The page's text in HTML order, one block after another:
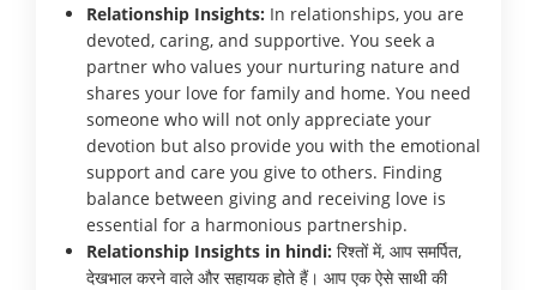
Relationship Insights: In relationships, you are
devoted, caring, and supportive. You seek a
partner who values your nurturing nature and
shares your love for family and home. You need
someone who will not only appreciate your
devotion but also provide you with the emotional
support and care you give to others. Finding
balance between giving and receiving love is
essential for a harmonious partnership.
Relationship Insights in hindi: रिश्तों में, आप समर्पित,
देखभाल करने वाले और सहायक होते हैं। आप एक ऐसे साथी की